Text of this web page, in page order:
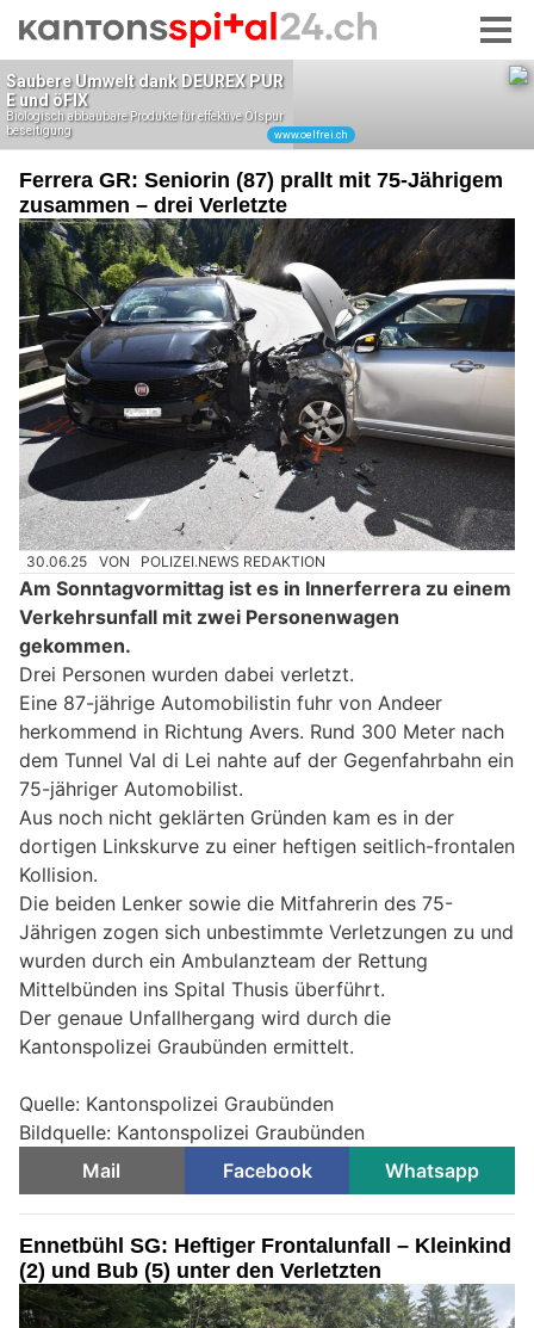
Ferrera GR: Seniorin (87) prallt mit 75-Jährigem
zusammen – drei Verletzte
30.06.25 VON POLIZEI.NEWS REDAKTION
Am Sonntagvormittag ist es in Innerferrera zu einem
Verkehrsunfall mit zwei Personenwagen
gekommen.
Drei Personen wurden dabei verletzt.
Eine 87-jährige Automobilistin fuhr von Andeer
herkommend in Richtung Avers. Rund 300 Meter nach
dem Tunnel Val di Lei nahte auf der Gegenfahrbahn ein
75-jähriger Automobilist.
Aus noch nicht geklärten Gründen kam es in der
dortigen Linkskurve zu einer heftigen seitlich-frontalen
Kollision.
Die beiden Lenker sowie die Mitfahrerin des 75-
Jährigen zogen sich unbestimmte Verletzungen zu und
wurden durch ein Ambulanzteam der Rettung
Mittelbünden ins Spital Thusis überführt.
Der genaue Unfallhergang wird durch die
Kantonspolizei Graubünden ermittelt.
Quelle: Kantonspolizei Graubünden
Bildquelle: Kantonspolizei Graubünden
Mail
Facebook Whatsapp
Ennetbühl SG: Heftiger Frontalunfall – Kleinkind
(2) und Bub (5) unter den Verletzten